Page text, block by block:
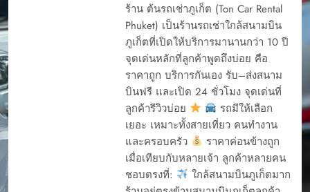
ร้าน ต้นรถเช่าภูเก็ต (Ton Car Rental
Phuket) เป็นร้านรถเช่าใกล้สนามบิน
ภูเก็ตที่เปิดให้บริการมานานกว่า 10 ปี
จุดเด่นหลักที่ลูกค้าพูดถึงบ่อย คือ
ราคาถูก บริการกันเอง รับ–ส่งสนาม
บินฟรี และเปิด 24 ชั่วโมง จุดเด่นที่
ลูกค้ารีวิวบ่อย
รถมีให้เลือก
เยอะ เหมาะทั้งสายเที่ยว คนทำงาน
และครอบครัว
ราคาค่อนข้างถูก
เมื่อเทียบกับหลายเจ้า ลูกค้าหลายคน
ชอบตรงที่:
ใกล้สนามบินภูเก็ตมาก